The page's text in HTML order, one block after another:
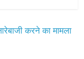
करने का मामला